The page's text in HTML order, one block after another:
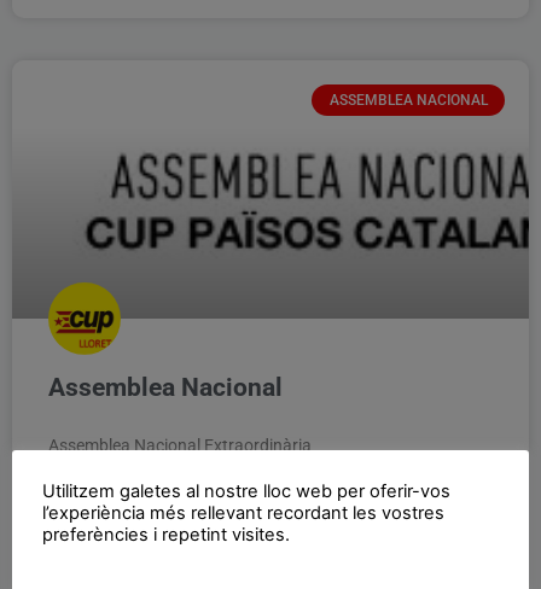
ASSEMBLEA NACIONAL
Assemblea Nacional
Assemblea Nacional Extraordinària
LLEGIR MÉS »
Utilitzem galetes al nostre lloc web per oferir-vos
l’experiència més rellevant recordant les vostres
preferències i repetint visites.